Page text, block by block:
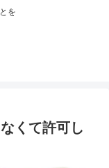
を
くて許可し